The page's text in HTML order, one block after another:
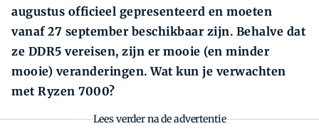
augustus officieel gepresenteerd en moeten
vanaf 27 september beschikbaar zijn. Behalve dat
ze DDR5 vereisen, zijn er mooie (en minder
mooie) veranderingen. Wat kun je verwachten
met Ryzen 7000?
Lees verder na de advertentie